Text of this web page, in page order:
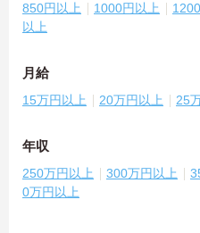
850円以上 1000円以上
以上
月給
15万円以上 20万円以上 25
年収
250万円以上 300万円以上
0万円以上